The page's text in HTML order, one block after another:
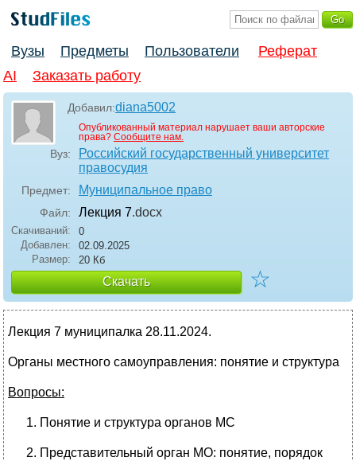
Вузы Предметы Пользователи
Реферат
AI
Заказать работу
Добавил:diana5002
Опубликованный материал нарушает ваши авторские
права? Сообщите нам.
Вуз:
Российский государственный университет
правосудия
Предмет: Муниципальное право
Файл: Лекция 7.docx
Скачиваний:
0
Добавлен:
02.09.2025
Размер:
20 Кб
Скачать ☆
Лекция 7 муниципалка 28.11.2024.
Органы местного самоуправления: понятие и структура
Вопросы:
Понятие и структура органов МС
Представительный орган МО: понятие, порядок